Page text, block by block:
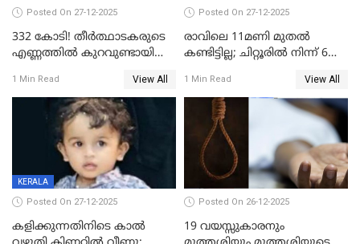
Posted On 27-12-2025
332 കോടി! തീർത്ഥാടകരുടെ
എണ്ണത്തിൽ കുറവുണ്ടായിട്ടും
കുതിച്ചുയരുന്നു
1 Min Read View All
Posted On 27-12-2025
രാവിലെ 11മണി മുതൽ
കണ്ടിട്ടില്ല; ചിറ്റൂരിൽ നിന്ന് 6
1 Min Read View All
KERALA
Posted On 27-12-2025
കളിക്കുന്നതിനിടെ കാൽ
Posted On 26-12-2025
19 വയസ്സുകാരനും